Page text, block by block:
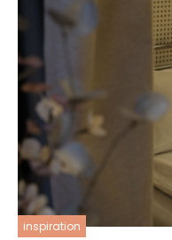
inspiration